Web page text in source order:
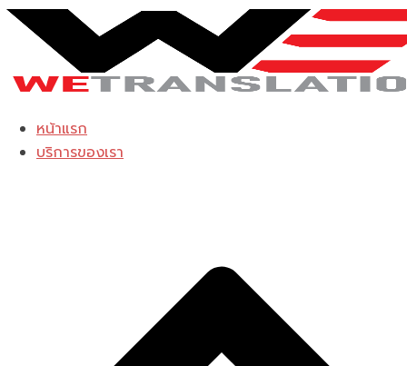
Skip
content
หน้าแรก
บริการของเรา